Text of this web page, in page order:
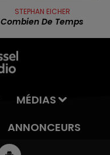
STEPHAN EICHER
Combien De Temps
MÉDIAS
ANNONCEURS